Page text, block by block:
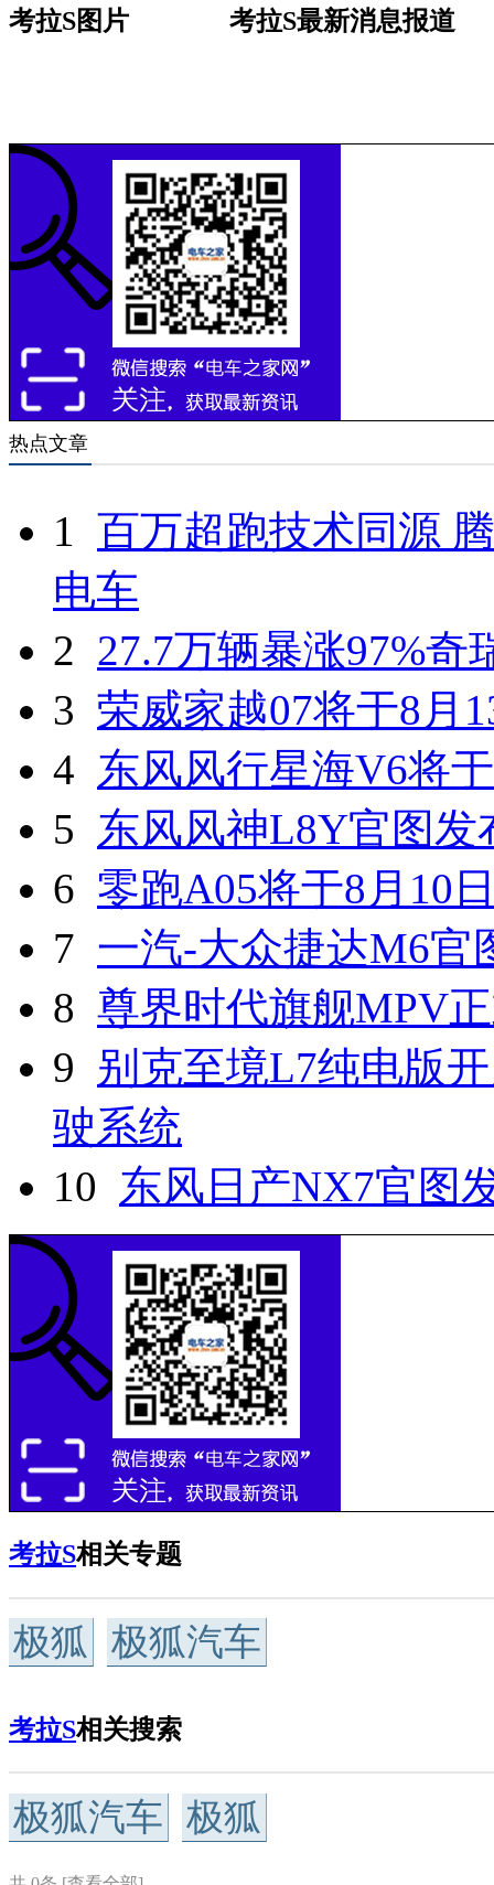
考拉S图片 考拉S最新消息报道
热点文章
1 百万超跑技术同源
电车
2 27.7万辆暴涨97%奇
3 荣威家越07将于8月
4 东风风行星海V6将
5 东风风神L8Y官图发
6 零跑A05将于8月10
7 一汽-大众捷达M6官
8 尊界时代旗舰MPV
9 别克至境L7纯电版
驶系统
10 东风日产NX7官图
考拉S相关专题
极狐 极狐汽车
考拉S相关搜索
极狐汽车 极狐